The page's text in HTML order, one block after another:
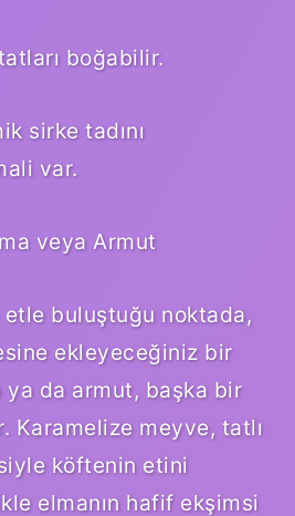
boğabilir.
sirke tadını
var.
veya Armut
etle buluştuğu noktada,
ekleyeceğiniz bir
ya da armut, başka bir
Karamelize meyve, tatlı
köftenin etini
elmanın hafif ekşimsi